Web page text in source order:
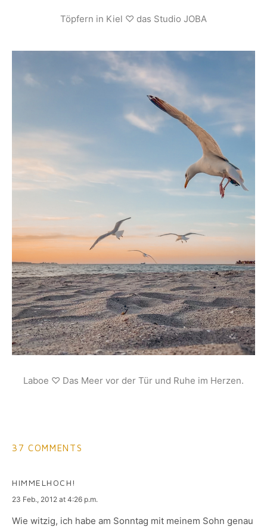
Töpfern in Kiel ♡ das Studio JOBA
Laboe ♡ Das Meer vor der Tür und Ruhe im Herzen.
37 COMMENTS
HIMMELHOCH!
says:
23 Feb., 2012 at 4:26 p.m.
Wie witzig, ich habe am Sonntag mit meinem Sohn genau